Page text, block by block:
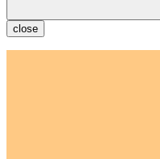
close